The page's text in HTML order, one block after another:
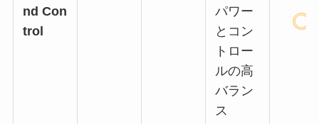
nd Con
trol
パワー
とコン
トロー
ルの高
バラン
ス